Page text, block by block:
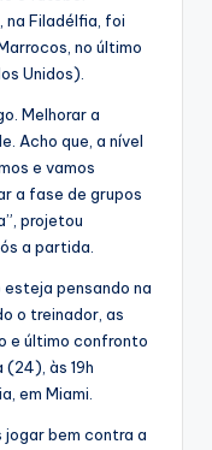
Filadélfia, foi
no último
Unidos).
Melhorar a
Acho que, a nível
e vamos
a fase de grupos
projetou
a partida.
esteja pensando na
o treinador, as
e último confronto
às 19h
em Miami.
jogar bem contra a